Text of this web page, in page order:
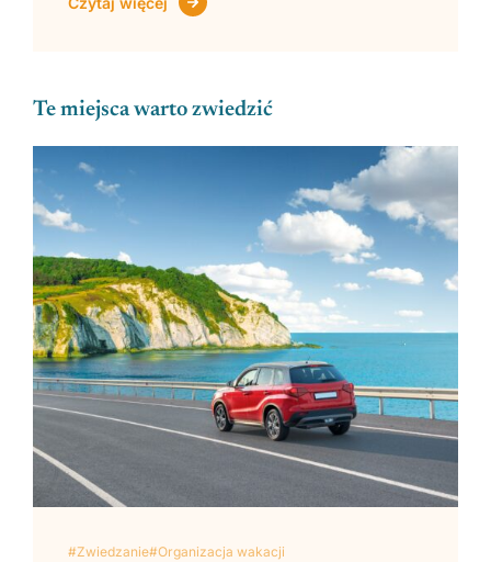
Te miejsca warto zwiedzić
#Zwiedzanie#Organizacja wakacji